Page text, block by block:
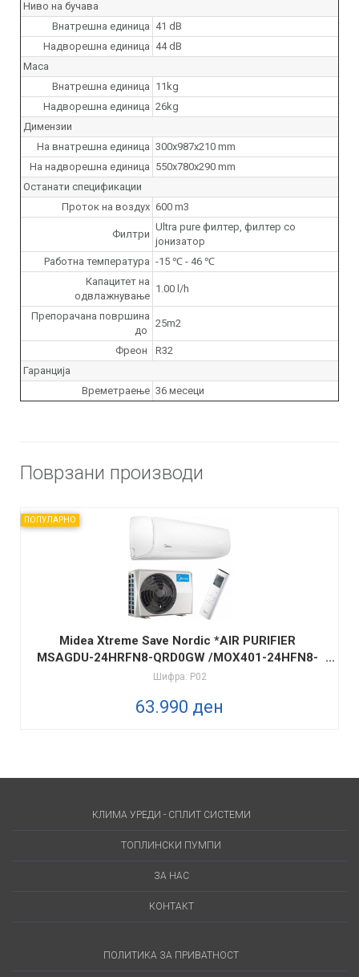
Ниво на бучава
Внатрешна единица 41 dB
Надворешна единица 44 dB
Maca
Внатрешна единица 11kg
Надворешна единица 26kg
Димензии
На внатрешна единица 300x987x210 mm
На надворешна единица 550x780x290 mm
Останати спецификации
Проток на воздух 600 m3
Филтри
Ultra pure филтер, филтер со
јонизатор
Работна температура -15 ℃ - 46 ℃
Капацитет на
одвлажнување
1.00 l/h
Препорачана површина
до
25m2
Фреон
R32
Гаранција
Времетраење 36 месеци
Поврзани производи
ПОПУЛАРНО
Midea Xtreme Save Nordic *AIR PURIFIER
MSAGDU-24HRFN8-QRD0GW /MOX401-24HFN8-
QRD0GW
Шифра: P02
63.990 ден
КЛИМА УРЕДИ - СПЛИТ СИСТЕМИ
ТОПЛИНСКИ ПУМПИ
ЗА НАС
КОНТАКТ
ПОЛИТИКА ЗА ПРИВАТНОСТ